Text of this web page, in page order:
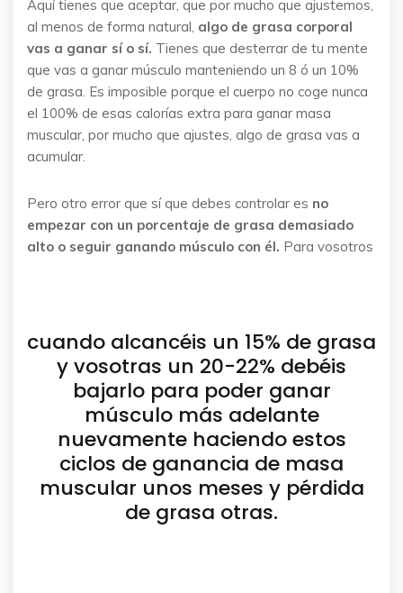
Aquí tienes que aceptar, que por mucho que ajustemos,
al menos de forma natural, algo de grasa corporal
vas a ganar sí o sí. Tienes que desterrar de tu mente
que vas a ganar músculo manteniendo un 8 ó un 10%
de grasa. Es imposible porque el cuerpo no coge nunca
el 100% de esas calorías extra para ganar masa
muscular, por mucho que ajustes, algo de grasa vas a
acumular.
Pero otro error que sí que debes controlar es no
empezar con un porcentaje de grasa demasiado
alto o seguir ganando músculo con él. Para vosotros
cuando alcancéis un 15% de grasa
y vosotras un 20-22% debéis
bajarlo para poder ganar
músculo más adelante
nuevamente haciendo estos
ciclos de ganancia de masa
muscular unos meses y pérdida
de grasa otras.